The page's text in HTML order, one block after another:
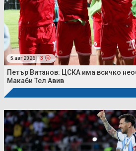
5 авг 2026 | 3
Петър Витанов: ЦСКА има всичко
Макаби Тел Авив